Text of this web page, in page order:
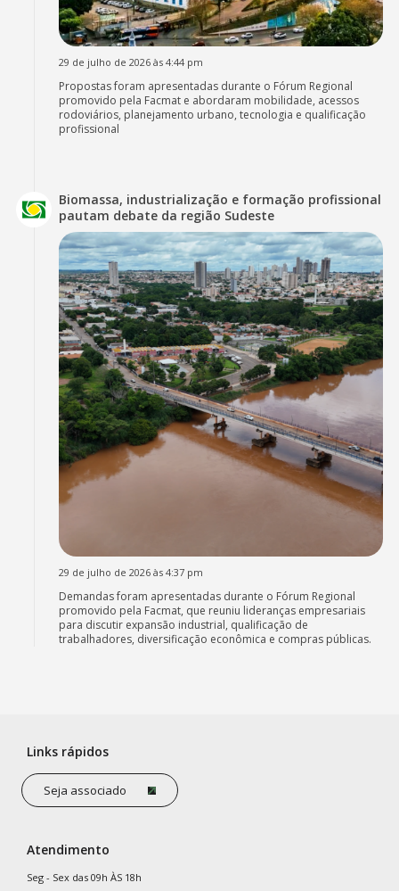
29 de julho de 2026 às 4:44 pm
Propostas foram apresentadas durante o Fórum Regional
promovido pela Facmat e abordaram mobilidade, acessos
rodoviários, planejamento urbano, tecnologia e qualificação
profissional
Biomassa, industrialização e formação profissional
pautam debate da região Sudeste
29 de julho de 2026 às 4:37 pm
Demandas foram apresentadas durante o Fórum Regional
promovido pela Facmat, que reuniu lideranças empresariais
para discutir expansão industrial, qualificação de
trabalhadores, diversificação econômica e compras públicas.
Links rápidos
Seja associado
Atendimento
Seg - Sex das 09h ÀS 18h